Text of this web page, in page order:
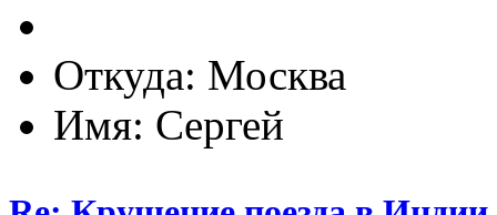
Откуда: Москва
Имя: Сергей